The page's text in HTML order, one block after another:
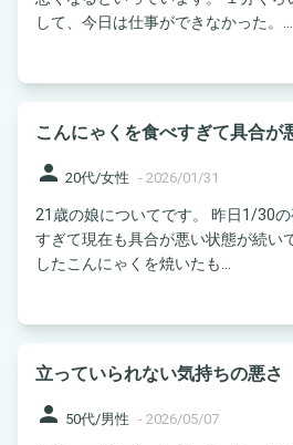
して、今日は仕事ができなかった。...
こんにゃくを食べすぎて具合が
person 20代/女性 - 2026/01/31
21歳の娘についてです。 昨日1/30
すぎて現在も具合が悪い状態が続い
したこんにゃくを焼いたも...
立っていられない気持ちの悪さ
person 50代/男性 - 2026/05/07